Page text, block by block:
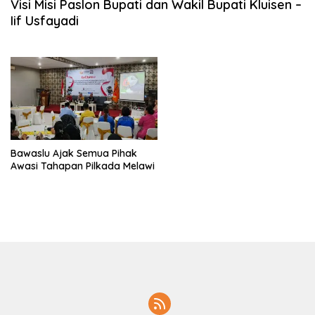
Visi Misi Paslon Bupati dan Wakil Bupati Kluisen –
Iif Usfayadi
Bawaslu Ajak Semua Pihak
Awasi Tahapan Pilkada Melawi